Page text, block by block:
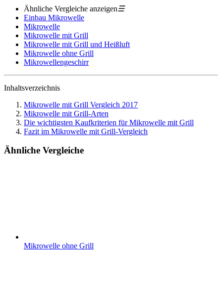
Ähnliche Vergleiche anzeigen☰
Einbau Mikrowelle
Mikrowelle
Mikrowelle mit Grill
Mikrowelle mit Grill und Heißluft
Mikrowelle ohne Grill
Mikrowellengeschirr
Inhaltsverzeichnis
Mikrowelle mit Grill Vergleich 2017
Mikrowelle mit Grill-Arten
Die wichtigsten Kaufkriterien für Mikrowelle mit Grill
Fazit im Mikrowelle mit Grill-Vergleich
Ähnliche Vergleiche
Mikrowelle ohne Grill